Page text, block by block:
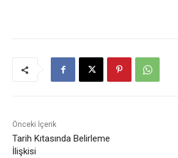
Önceki İçerik
Tarih Kıtasında Belirleme
İlişkisi